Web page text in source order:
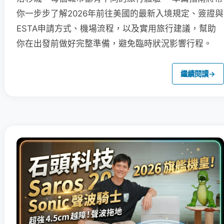
你一步步了解2026年前往美國的最新入境規定、簽證與
ESTA申請方式、機場流程，以及實用旅行建議，幫助
你在出發前做好完整準備，避免臨時狀況影響行程。
繼續閱讀→